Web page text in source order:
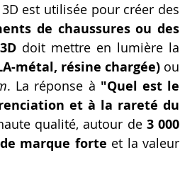
de chaussures ou des
doit mettre en lumière la
métal, résine chargée) ou
. La réponse à "Quel est le
et à la rareté du
qualité, autour de 3 000
marque forte et la valeur